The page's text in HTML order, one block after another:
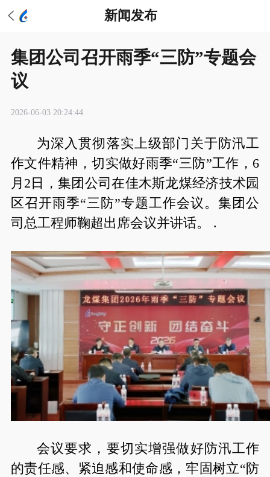
新闻发布
集团公司召开雨季“三防”专题会
议
2026-06-03 20:24:44
为深入贯彻落实上级部门关于防汛工
作文件精神，切实做好雨季“三防”工作，6
月2日，集团公司在佳木斯龙煤经济技术园
区召开雨季“三防”专题工作会议。集团公
司总工程师鞠超出席会议并讲话。 .
会议要求，要切实增强做好防汛工作
的责任感、紧迫感和使命感，牢固树立“防